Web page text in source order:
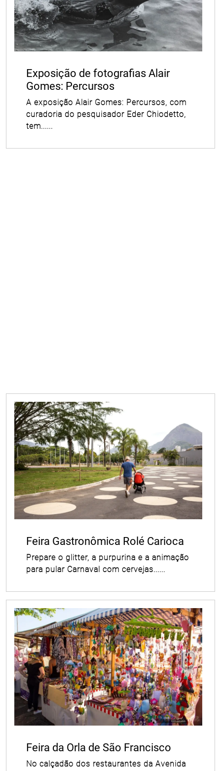
Exposição de fotografias Alair
Gomes: Percursos
A exposição Alair Gomes: Percursos, com
curadoria do pesquisador Eder Chiodetto,
tem......
Feira Gastronômica Rolé Carioca
Prepare o glitter, a purpurina e a animação
para pular Carnaval com cervejas......
Feira da Orla de São Francisco
No calçadão dos restaurantes da Avenida